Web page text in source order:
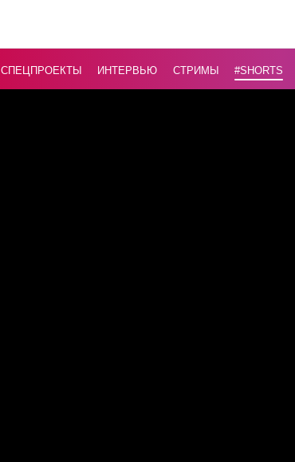
СПЕЦПРОЕКТЫ ИНТЕРВЬЮ СТРИМЫ #Shorts